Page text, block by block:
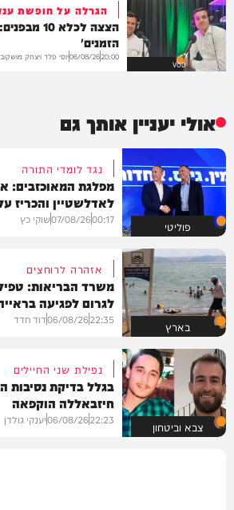
VOD
הגרלה על חופשת
הצצה
הזמנים'
20:00
06/08/26יוסי פלד ויצחק
אולי יעניין אותך גם
פוליטי
נגד לומדי התורה
מפלגת המאוכזבים:
לאדלשטיין והכריז
00:17
07/08/26שוקי כץ
בארץ
אזהרה לרוחצים
משרד הבריאות:
לגרום לפגיעה
22:35
06/08/26דוד חדד
צבא וביטחון
נפילת שני החיילים
בגלל בדיקת נסיבות
חיזבאללה הוקפאה
22:23
06/08/26יענקי גולדן